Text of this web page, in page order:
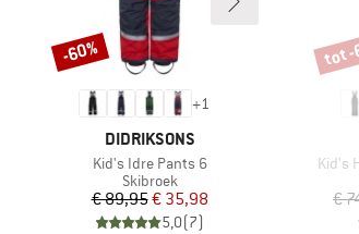
+1
MERK
DIDRIKSONS
Artikel
Kid's Idre Pants 6
Productgroep
Skibroek
Prijs
€ 89,95Verlaagde prijs
€ 35,98
5,0(7)
Korting
-60%
Artikel
Kid's
€
tot